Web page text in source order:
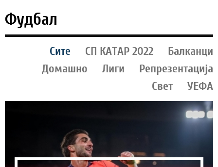
Фудбал
Сите СП КАТАР 2022
Балканци
Домашно
Лиги
Репрезентација
Свет
УЕФА